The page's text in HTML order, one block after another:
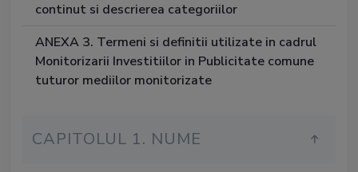
continut si descrierea categoriilor
ANEXA 3. Termeni si definitii utilizate in cadrul
Monitorizarii Investitiilor in Publicitate comune
tuturor mediilor monitorizate
CAPITOLUL 1. NUME